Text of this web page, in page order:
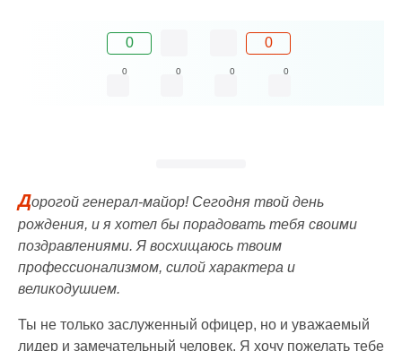
0 0
0 0 0 0
Дорогой генерал-майор! Сегодня твой день
рождения, и я хотел бы порадовать тебя своими
поздравлениями. Я восхищаюсь твоим
профессионализмом, силой характера и
великодушием.
Ты не только заслуженный офицер, но и уважаемый
лидер и замечательный человек. Я хочу пожелать тебе